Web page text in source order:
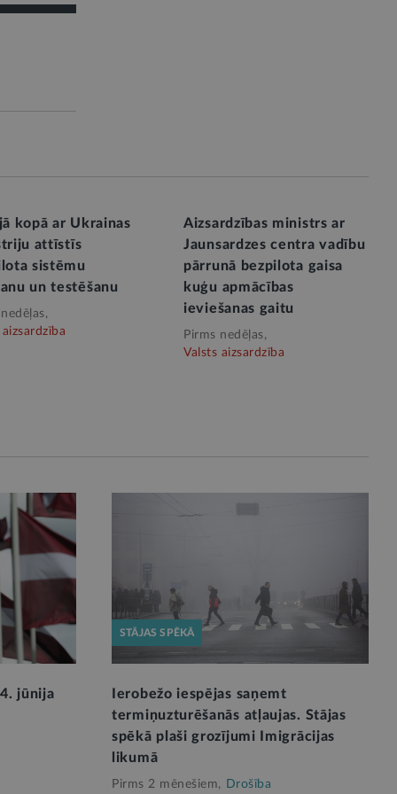
kopā ar Ukrainas
attīstīs
sistēmu
un testēšanu
Aizsardzības ministrs ar
Jaunsardzes centra vadību
pārrunā bezpilota gaisa
kuģu apmācības
ieviešanas gaitu
Pirms nedēļas,
Valsts aizsardzība
jūnija
STĀJAS SPĒKĀ
Ierobežo iespējas saņemt
termiņuzturēšanās atļaujas. Stājas
spēkā plaši grozījumi Imigrācijas
likumā
Pirms 2 mēnešiem, Drošība